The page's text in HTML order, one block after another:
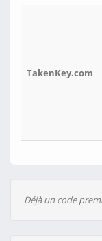
TakenKey.com
Déjà un code